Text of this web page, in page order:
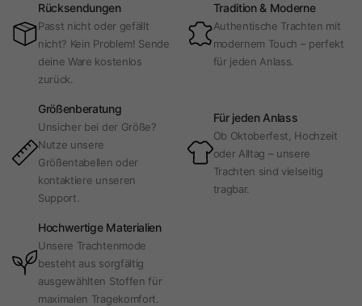
Rücksendungen
Passt nicht oder gefällt
nicht? Kein Problem! Sende
deine Ware kostenlos
zurück.
Tradition & Moderne
Authentische Trachten mit
modernem Touch – perfekt
für jeden Anlass.
Größenberatung
Unsicher bei der Größe?
Nutze unsere
Größentabellen oder
kontaktiere unseren
Support.
Für jeden Anlass
Ob Oktoberfest, Hochzeit
oder Alltag – unsere
Trachten sind vielseitig
tragbar.
Hochwertige Materialien
Unsere Trachtenmode
besteht aus sorgfältig
ausgewählten Stoffen für
maximalen Tragekomfort.